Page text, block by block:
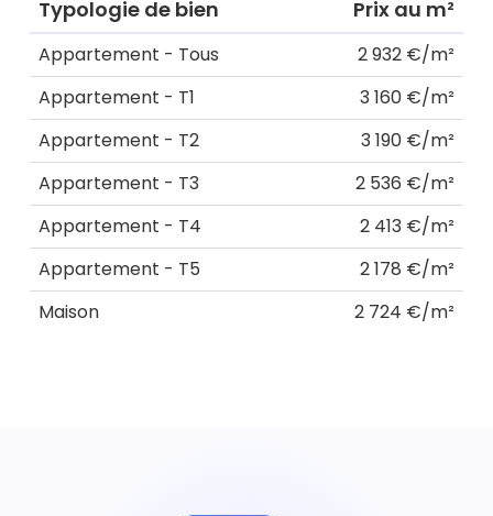
Typologie de bien Prix au m²
Appartement - Tous
2 932 €/m²
Appartement - T1
3 160 €/m²
Appartement - T2
3 190 €/m²
Appartement - T3
2 536 €/m²
Appartement - T4
2 413 €/m²
Appartement - T5
2 178 €/m²
Maison
2 724 €/m²